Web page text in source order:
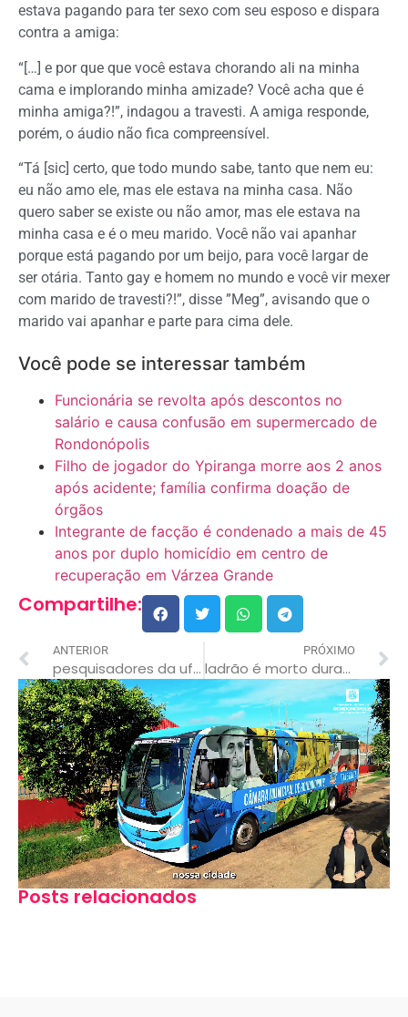
estava pagando para ter sexo com seu esposo e dispara
contra a amiga:
“[…] e por que que você estava chorando ali na minha
cama e implorando minha amizade? Você acha que é
minha amiga?!”, indagou a travesti. A amiga responde,
porém, o áudio não fica compreensível.
“Tá [sic] certo, que todo mundo sabe, tanto que nem eu:
eu não amo ele, mas ele estava na minha casa. Não
quero saber se existe ou não amor, mas ele estava na
minha casa e é o meu marido. Você não vai apanhar
porque está pagando por um beijo, para você largar de
ser otária. Tanto gay e homem no mundo e você vir mexer
com marido de travesti?!”, disse ”Meg”, avisando que o
marido vai apanhar e parte para cima dele.
Você pode se interessar também
Funcionária se revolta após descontos no
salário e causa confusão em supermercado de
Rondonópolis
Filho de jogador do Ypiranga morre aos 2 anos
após acidente; família confirma doação de
órgãos
Integrante de facção é condenado a mais de 45
anos por duplo homicídio em centro de
recuperação em Várzea Grande
Compartilhe:
ANTERIOR
pesquisadores da ufmt desenvolvem curativo de queimadura com babosa e própolis
PRÓXIMO
ladrão é morto durante assalto em fazenda mt
Posts relacionados